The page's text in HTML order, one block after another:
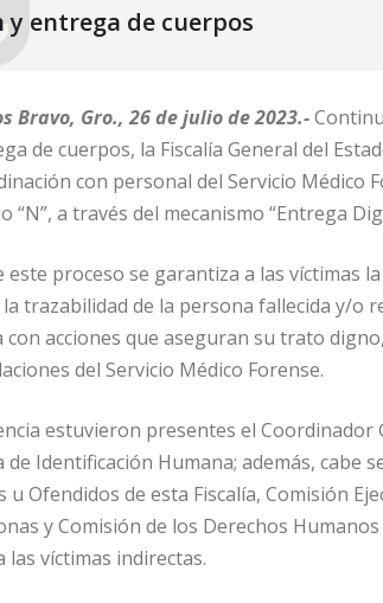
entrega de cuerpos
Bravo, Gro., 26 de julio de 2023.-
de cuerpos, la Fiscalía General del
con personal del Servicio
“N”, a través del mecanismo “Entrega
este proceso se garantiza a las víctimas
trazabilidad de la persona fallecida y/o
con acciones que aseguran su trato
del Servicio Médico Forense.
estuvieron presentes el Coordinador
Identificación Humana; además, cabe
u Ofendidos de esta Fiscalía, Comisión
y Comisión de los Derechos
víctimas indirectas.